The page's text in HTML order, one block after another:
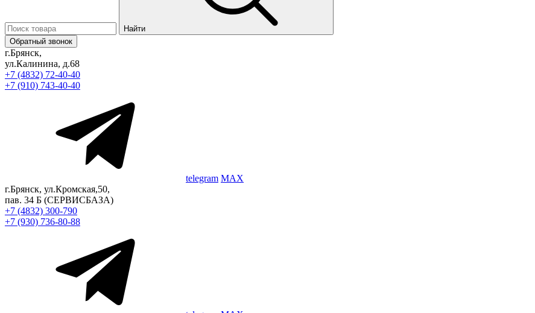
Найти
Обратный звонок
г.Брянск,
ул.Калинина, д.68
+7 (4832) 72-40-40
+7 (910) 743-40-40
telegram MAX
г.Брянск, ул.Кромская,50,
пав. 34 Б (СЕРВИСБАЗА)
+7 (4832) 300-790
+7 (930) 736-80-88